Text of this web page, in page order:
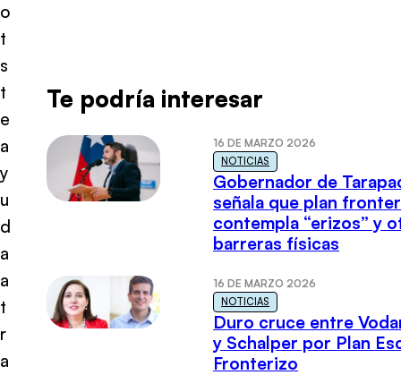
o
t
s
t
e
a
y
u
d
a
a
t
r
a
Te podría interesar
16 DE MARZO 2026
NOTICIAS
Gobernador de
señala que plan
contempla “erizos” y
barreras físicas
16 DE MARZO 2026
NOTICIAS
Duro cruce entre
y Schalper por Plan
Fronterizo